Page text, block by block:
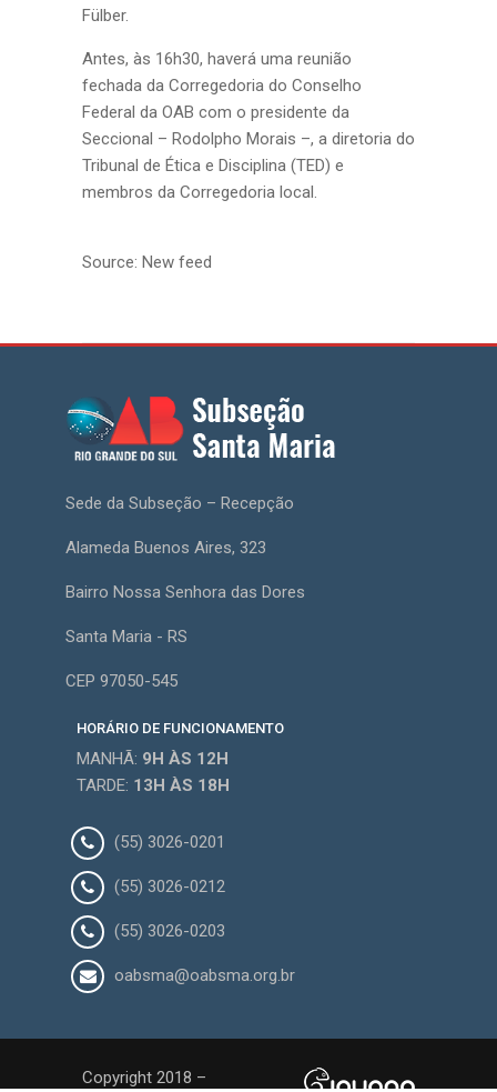
Fülber.
Antes, às 16h30, haverá uma reunião
fechada da Corregedoria do Conselho
Federal da OAB com o presidente da
Seccional – Rodolpho Morais –, a diretoria do
Tribunal de Ética e Disciplina (TED) e
membros da Corregedoria local.
Source: New feed
Sede da Subseção – Recepção
Alameda Buenos Aires, 323
Bairro Nossa Senhora das Dores
Santa Maria - RS
CEP 97050-545
HORÁRIO DE FUNCIONAMENTO
MANHÃ: 9H ÀS 12H
TARDE: 13H ÀS 18H
(55) 3026-0201
(55) 3026-0212
(55) 3026-0203
oabsma@oabsma.org.br
Copyright 2018 –